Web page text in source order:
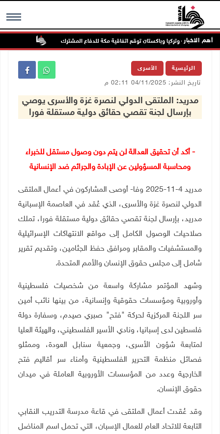
MENU أهم الاخبار
السعودية وتركيا وباكستان توقع اتفاقية مكة للدفاع المشترك
الرئيسية الأسرى
تاريخ النشر: 04/11/2025 02:11 م
مدريد: الملتقى الدولي لنصرة غزة والأسرى يوصي
بإرسال لجنة تقصي حقائق دولية مستقلة فورا
- أكد أن تحقيق العدالة لن يتم دون وصول مستقل للخبراء
ومحاسبة المسؤولين عن الإبادة والجرائم ضد الإنسانية
مدريد 4-11-2025 وفا- أوصى المشاركون في أعمال الملتقى
الدولي لنصرة غزة والأسرى، الذي عُقد في العاصمة الإسبانية
مدريد، بإرسال لجنة تقصي حقائق دولية مستقلة فورا، تملك
صلاحيات الوصول الكامل إلى مواقع الانتهاكات الإسرائيلية
والمستشفيات والمقابر ومرافق حفظ الجثامين، وتقديم تقرير
شامل إلى مجلس حقوق الإنسان والأمم المتحدة.
وشهد المؤتمر مشاركة واسعة من شخصيات فلسطينية
وأوروبية ومؤسسات حقوقية وإنسانية، من بينها نائب أمين
سر اللجنة المركزية لحركة "فتح" صبري صيدم، وسفارة دولة
فلسطين لدى إسبانيا، ونادي الأسير الفلسطيني، والهيئة العليا
لمتابعة شؤون الأسرى، وجمعية سنابل العودة، وممثلو
فصائل منظمة التحرير الفلسطينية وأمناء سر أقاليم فتح
الخارجية وعدد من المؤسسات الأوروبية العاملة في ميدان
حقوق الإنسان.
وقد عُقدت أعمال الملتقى في قاعة مدرسة التدريب النقابي
التابعة للاتحاد العام للعمال الإسبان، التي تحمل اسم المناضل